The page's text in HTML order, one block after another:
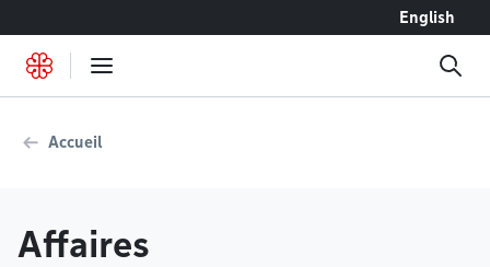
English
Accueil
Affaires